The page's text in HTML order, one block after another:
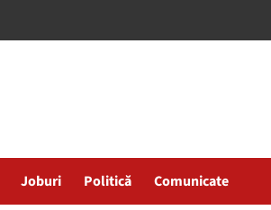
Joburi Politică Comunicate